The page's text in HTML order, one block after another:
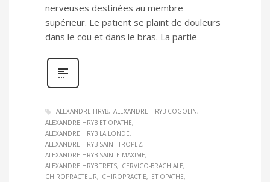
nerveuses destinées au membre
supérieur. Le patient se plaint de douleurs
dans le cou et dans le bras. La partie
ALEXANDRE HRYB ALEXANDRE HRYB COGOLIN
ALEXANDRE HRYB ETIOPATHE
ALEXANDRE HRYB LA LONDE
ALEXANDRE HRYB SAINT TROPEZ
ALEXANDRE HRYB SAINTE MAXIME
ALEXANDRE HRYB TRETS
CERVICO-BRACHIALE
CHIROPRACTEUR
CHIROPRACTIE
ETIOPATHE